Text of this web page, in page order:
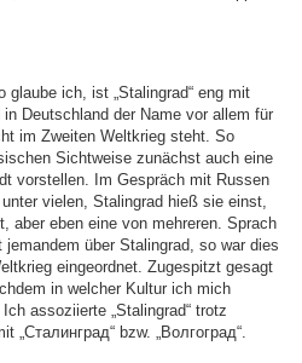
glaube ich, ist „Stalingrad“ eng mit
in Deutschland der Name vor allem für
im Zweiten Weltkrieg steht. So
Sichtweise zunächst auch eine
vorstellen. Im Gespräch mit Russen
vielen, Stalingrad hieß sie einst,
aber eben eine von mehreren. Sprach
über Stalingrad, so war dies
eingeordnet. Zugespitzt gesagt
in welcher Kultur ich mich
assoziierte „Stalingrad“ trotz
„Сталинград“ bzw. „Волгоград“.